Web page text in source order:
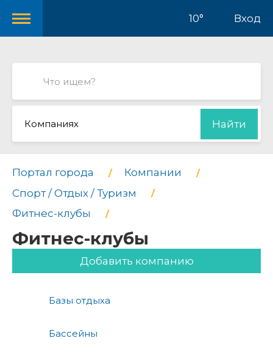
10° Вход
Компаниях Найти
Портал города
Компании
Спорт / Отдых / Туризм
Фитнес-клубы
Фитнес-клубы
Добавить компанию
Базы отдыха
Бассейны